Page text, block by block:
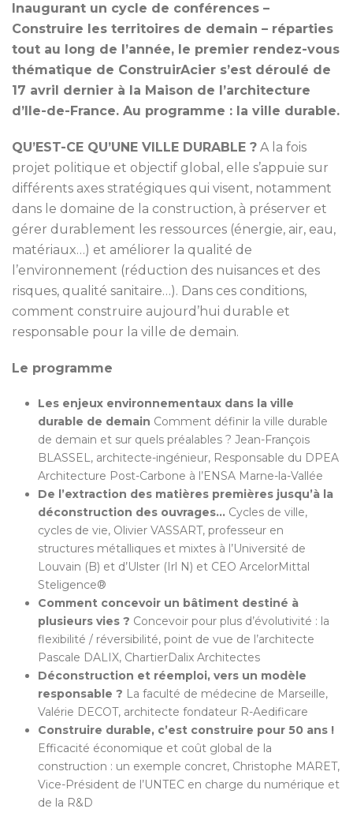
Inaugurant un cycle de conférences –
Construire les territoires de demain – réparties
tout au long de l’année, le premier rendez-vous
thématique de ConstruirAcier s’est déroulé de
17 avril dernier à la Maison de l’architecture
d’Ile-de-France. Au programme : la ville durable.
QU’EST-CE QU’UNE VILLE DURABLE ? A la fois
projet politique et objectif global, elle s’appuie sur
différents axes stratégiques qui visent, notamment
dans le domaine de la construction, à préserver et
gérer durablement les ressources (énergie, air, eau,
matériaux…) et améliorer la qualité de
l’environnement (réduction des nuisances et des
risques, qualité sanitaire…). Dans ces conditions,
comment construire aujourd’hui durable et
responsable pour la ville de demain.
Le programme
Les enjeux environnementaux dans la ville
durable de demain Comment définir la ville durable
de demain et sur quels préalables ? Jean-François
BLASSEL, architecte-ingénieur, Responsable du DPEA
Architecture Post-Carbone à l’ENSA Marne-la-Vallée
De l’extraction des matières premières jusqu’à la
déconstruction des ouvrages… Cycles de ville,
cycles de vie, Olivier VASSART, professeur en
structures métalliques et mixtes à l’Université de
Louvain (B) et d’Ulster (Irl N) et CEO ArcelorMittal
Steligence®
Comment concevoir un bâtiment destiné à
plusieurs vies ? Concevoir pour plus d’évolutivité : la
flexibilité / réversibilité, point de vue de l’architecte
Pascale DALIX, ChartierDalix Architectes
Déconstruction et réemploi, vers un modèle
responsable ? La faculté de médecine de Marseille,
Valérie DECOT, architecte fondateur R-Aedificare
Construire durable, c’est construire pour 50 ans !
Efficacité économique et coût global de la
construction : un exemple concret, Christophe MARET,
Vice-Président de l’UNTEC en charge du numérique et
de la R&D